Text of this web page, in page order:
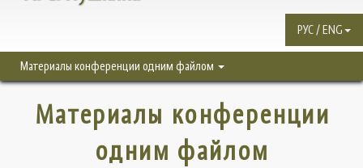
РУС / ENG
Материалы конференции одним файлом
Материалы конференции
одним файлом